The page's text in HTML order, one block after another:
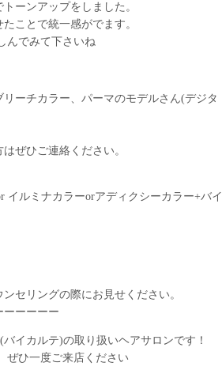
ーンアップをしました。
ことで統一感がでます。
んでみて下さいね
ーチカラー、パーマのモデルさん(デジタ
ぜひご連絡ください。
イルミナカラーorアディクシーカラー+バイ
セリングの際にお見せください。
ーーーーー
イカルテ)の取り扱いヘアサロンです！
ぜひ一度ご来店ください